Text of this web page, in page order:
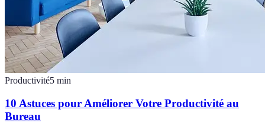
Productivité5 min
10 Astuces pour Améliorer Votre Productivité au
Bureau